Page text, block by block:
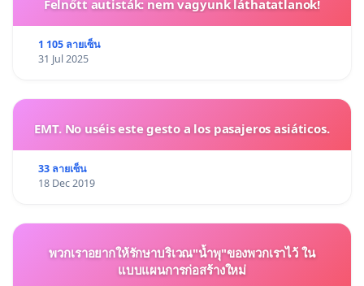
Felnőtt autisták: nem vagyunk láthatatlanok!
1 105 ลายเซ็น
31 Jul 2025
EMT. No uséis este gesto a los pasajeros asiáticos.
33 ลายเซ็น
18 Dec 2019
พวกเราอยากให้รักษาบริเวณ"น้ำพุ"ของพวกเราไว้ ใน
แบบแผนการก่อสร้างใหม่